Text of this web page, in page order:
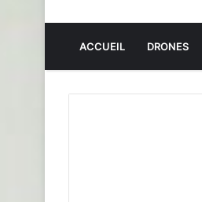
ACCUEIL DRONES